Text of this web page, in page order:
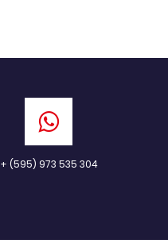
+ (595) 973 535 304